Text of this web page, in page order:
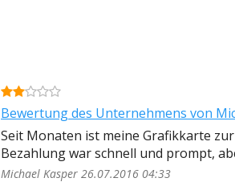
Bewertung des Unternehmens von
Seit Monaten ist meine Grafikkarte
Bezahlung war schnell und prompt,
Michael Kasper 26.07.2016 04:33